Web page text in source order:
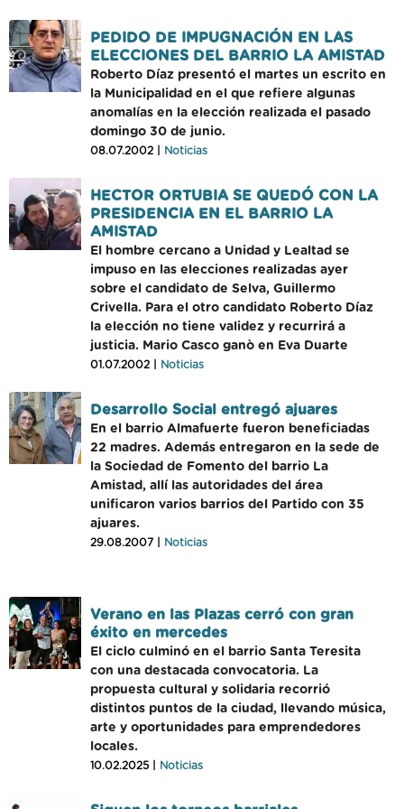
PEDIDO DE IMPUGNACIÓN EN LAS
ELECCIONES DEL BARRIO LA AMISTAD
Roberto Díaz presentó el martes un escrito en
la Municipalidad en el que refiere algunas
anomalías en la elección realizada el pasado
domingo 30 de junio.
08.07.2002 | Noticias
HECTOR ORTUBIA SE QUEDÓ CON LA
PRESIDENCIA EN EL BARRIO LA
AMISTAD
El hombre cercano a Unidad y Lealtad se
impuso en las elecciones realizadas ayer
sobre el candidato de Selva, Guillermo
Crivella. Para el otro candidato Roberto Díaz
la elección no tiene validez y recurrirá a
justicia. Mario Casco ganò en Eva Duarte
01.07.2002 | Noticias
Desarrollo Social entregó ajuares
En el barrio Almafuerte fueron beneficiadas
22 madres. Además entregaron en la sede de
la Sociedad de Fomento del barrio La
Amistad, allí las autoridades del área
unificaron varios barrios del Partido con 35
ajuares.
29.08.2007 | Noticias
Verano en las Plazas cerró con gran
éxito en mercedes
El ciclo culminó en el barrio Santa Teresita
con una destacada convocatoria. La
propuesta cultural y solidaria recorrió
distintos puntos de la ciudad, llevando música,
arte y oportunidades para emprendedores
locales.
10.02.2025 | Noticias